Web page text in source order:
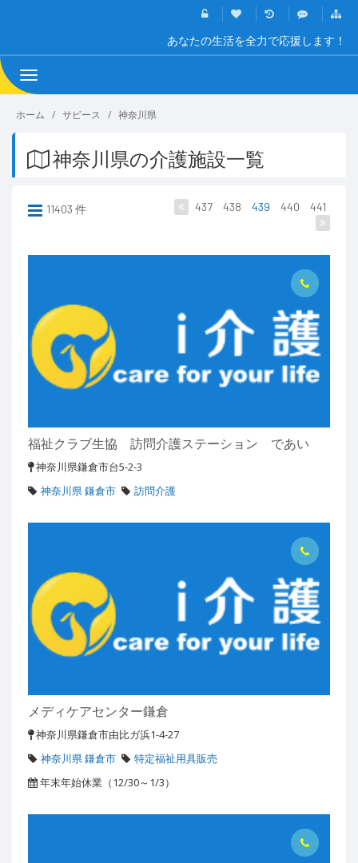
あなたの生活を全力で応援します！
Toggle
navigation
ホーム サビース 神奈川県
神奈川県の介護施設一覧
11403 件 437 438 439 440 441
福祉クラブ生協 訪問介護ステーション であい
神奈川県鎌倉市台5-2-3
神奈川県 鎌倉市
訪問介護
メディケアセンター鎌倉
神奈川県鎌倉市由比ガ浜1-4-27
神奈川県 鎌倉市
特定福祉用具販売
年末年始休業（12/30～1/3）